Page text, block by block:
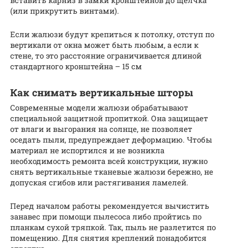
(или прикрутить винтами).
Если жалюзи будут крепиться к потолку, отступ по
вертикали от окна может быть любым, а если к
стене, то это расстояние ограничивается длиной
стандартного кронштейна – 15 см
Как снимать вертикальные шторы
Современные модели жалюзи обрабатывают
специальной защитной пропиткой. Она защищает
от влаги и выгорания на солнце, не позволяет
оседать пыли, предупреждает деформацию. Чтобы
материал не испортился и не возникла
необходимость ремонта всей конструкции, нужно
снять вертикальные тканевые жалюзи бережно, не
допуская сгибов или растягивания ламелей.
Перед началом работы рекомендуется вычистить
занавес при помощи пылесоса либо пройтись по
планкам сухой тряпкой. Так, пыль не разлетится по
помещению. Для снятия креплений понадобится